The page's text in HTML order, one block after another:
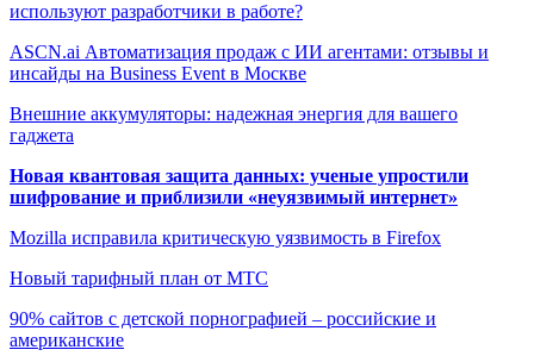
используют разработчики в работе?
ASCN.ai Автоматизация продаж с ИИ агентами: отзывы и
инсайды на Business Event в Москве
Внешние аккумуляторы: надежная энергия для вашего
гаджета
Новая квантовая защита данных: ученые упростили
шифрование и приблизили «неуязвимый интернет»
Mozilla исправила критическую уязвимость в Firefox
Новый тарифный план от МТС
90% сайтов с детской порнографией – российские и
американские